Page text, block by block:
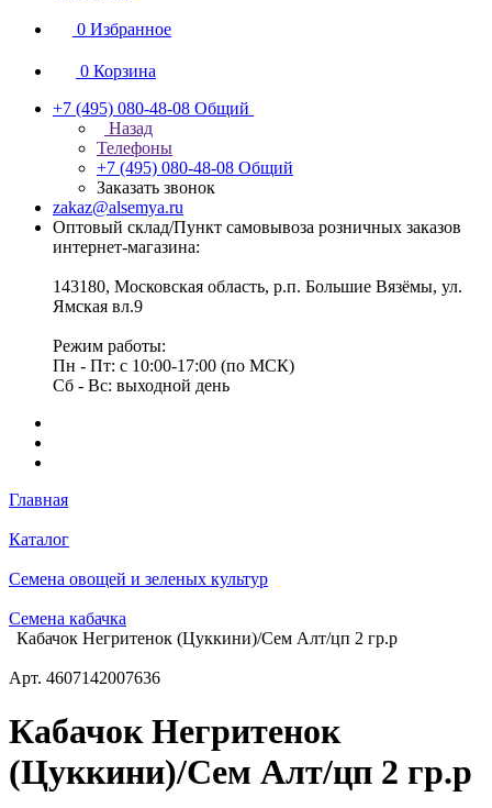
0 Избранное
0 Корзина
+7 (495) 080-48-08 Общий
Назад
Телефоны
+7 (495) 080-48-08 Общий
Заказать звонок
zakaz@alsemya.ru
Оптовый склад/Пункт самовывоза розничных заказов
интернет-магазина:
143180, Московская область, р.п. Большие Вязёмы, ул.
Ямская вл.9
Режим работы:
Пн - Пт: с 10:00-17:00 (по МСК)
Сб - Вс: выходной день
Главная
Каталог
Семена овощей и зеленых культур
Семена кабачка
Кабачок Негритенок (Цуккини)/Сем Алт/цп 2 гр.р
Арт. 4607142007636
Кабачок Негритенок
(Цуккини)/Сем Алт/цп 2 гр.р